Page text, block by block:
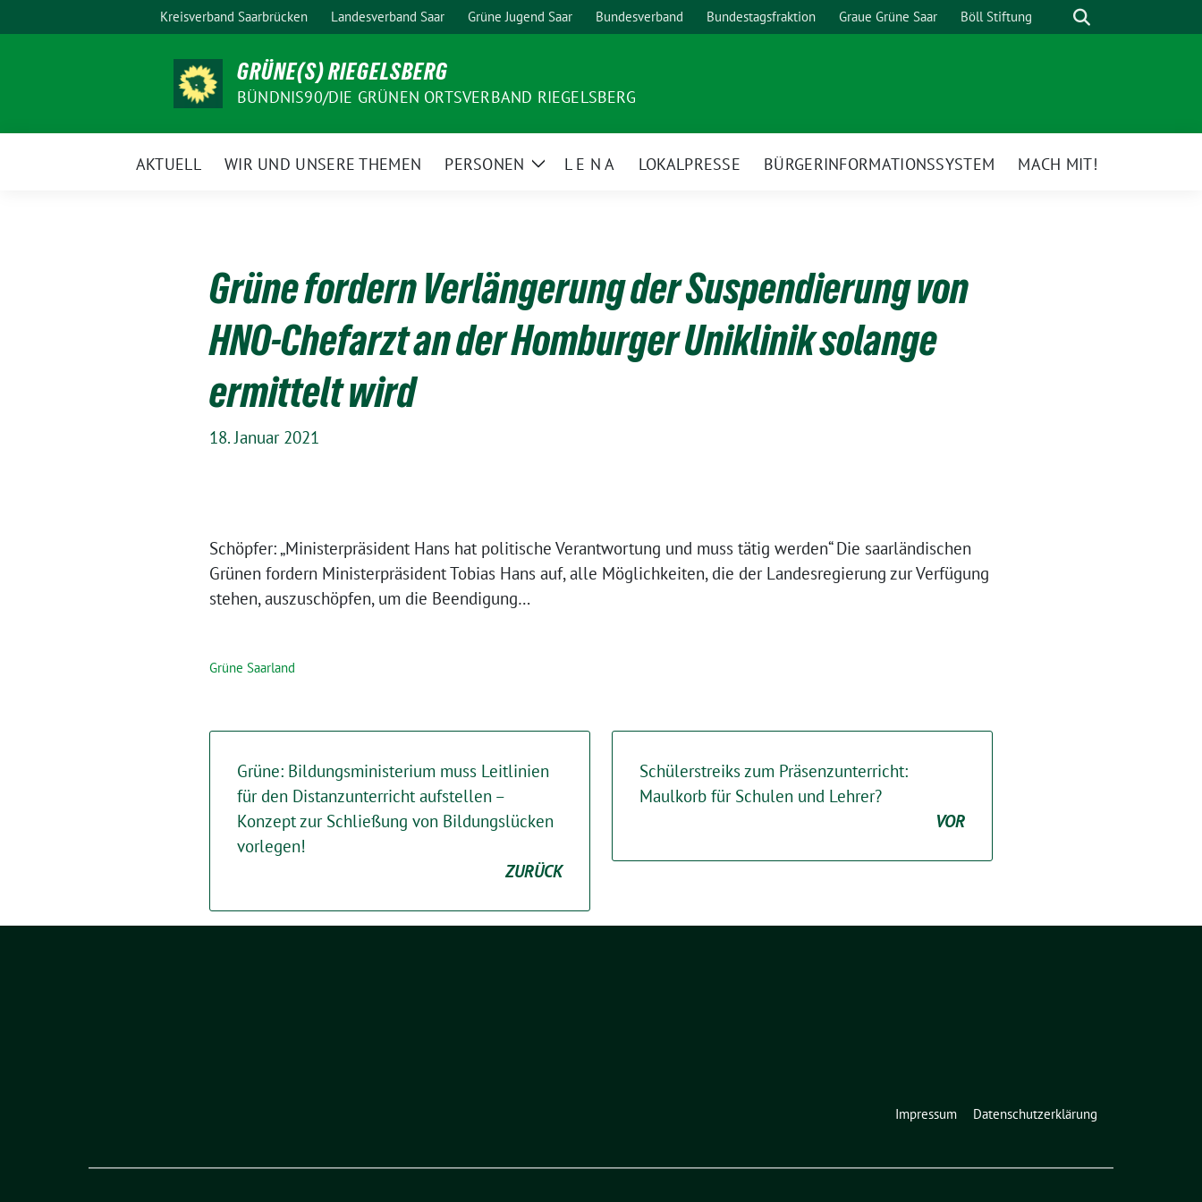
zum
Kreisverband Saarbrücken Landesverband Saar Grüne Jugend Saar Bundesverband Bundestagsfraktion Graue Grüne Saar Böll Stiftung Suche
GRÜNE(S) RIEGELSBERG
BÜNDNIS90/DIE GRÜNEN ORTSVERBAND RIEGELSBERG
AKTUELL WIR UND UNSERE THEMEN PERSONEN
ZeigeL E N A LOKALPRESSE BÜRGERINFORMATIONSSYSTEM MACH MIT!
Grüne fordern Verlängerung der Suspendierung von
HNO-Chefarzt an der Homburger Uniklinik solange
ermittelt wird
18. Januar 2021
Schöpfer: „Ministerpräsident Hans hat politische Verantwortung und muss tätig werden“ Die saarländischen
Grünen fordern Ministerpräsident Tobias Hans auf, alle Möglichkeiten, die der Landesregierung zur Verfügung
stehen, auszuschöpfen, um die Beendigung…
Grüne Saarland
Grüne: Bildungsministerium muss Leitlinien
für den Distanzunterricht aufstellen –
Konzept zur Schließung von Bildungslücken
vorlegen!
ZURÜCK
Schülerstreiks zum Präsenzunterricht:
Maulkorb für Schulen und Lehrer?
VOR
Impressum Datenschutzerklärung